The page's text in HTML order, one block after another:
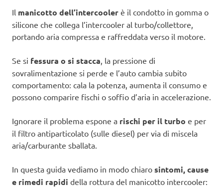
Il manicotto dell’intercooler è il condotto in gomma o
silicone che collega l’intercooler al turbo/collettore,
portando aria compressa e raffreddata verso il motore.
Se si fessura o si stacca, la pressione di
sovralimentazione si perde e l’auto cambia subito
comportamento: cala la potenza, aumenta il consumo e
possono comparire fischi o soffio d’aria in accelerazione.
Ignorare il problema espone a rischi per il turbo e per
il filtro antiparticolato (sulle diesel) per via di miscela
aria/carburante sballata.
In questa guida vediamo in modo chiaro sintomi, cause
e rimedi rapidi della rottura del manicotto intercooler: